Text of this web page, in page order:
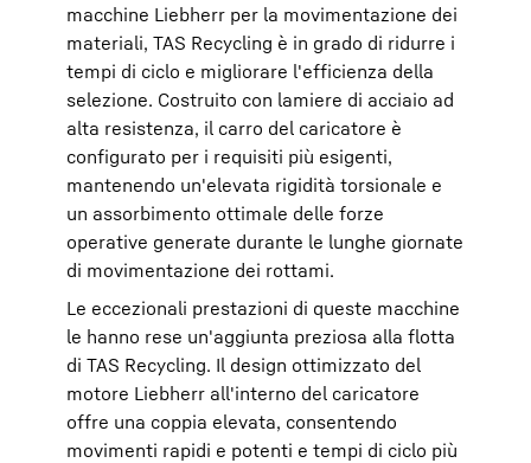
macchine Liebherr per la movimentazione dei
materiali, TAS Recycling è in grado di ridurre i
tempi di ciclo e migliorare l'efficienza della
selezione. Costruito con lamiere di acciaio ad
alta resistenza, il carro del caricatore è
configurato per i requisiti più esigenti,
mantenendo un'elevata rigidità torsionale e
un assorbimento ottimale delle forze
operative generate durante le lunghe giornate
di movimentazione dei rottami.
Le eccezionali prestazioni di queste macchine
le hanno rese un'aggiunta preziosa alla flotta
di TAS Recycling. Il design ottimizzato del
motore Liebherr all'interno del caricatore
offre una coppia elevata, consentendo
movimenti rapidi e potenti e tempi di ciclo più